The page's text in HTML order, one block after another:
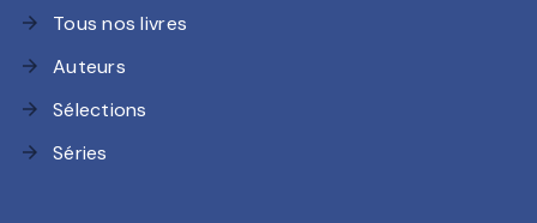
arrow_forward Tous nos livres
arrow_forward Auteurs
arrow_forward Sélections
arrow_forward Séries